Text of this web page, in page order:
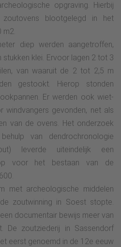
opgraving. Hierbij
blootgelegd in het
m2.
diep werden aangetroffen,
klei. Ervoor lagen 2 tot 3
van waaruit de 2 tot 2,5 m
gestookt. Hierop stonden
Er werden ook wiet-
windvangers gevonden, net als
van de ovens. Het onderzoek
van dendrochronologie
leverde uiteindelijk een
voor het bestaan van de
met archeologische middelen
zoutwinning in Soest stopte.
documentair bewijs meer van
De zoutziederij in Sassendorf
eerst genoemd in de 12e eeuw